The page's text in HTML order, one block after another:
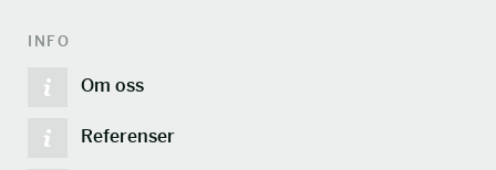
INFO
Om oss
Referenser